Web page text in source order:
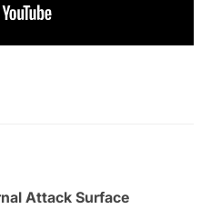
Attack Surface